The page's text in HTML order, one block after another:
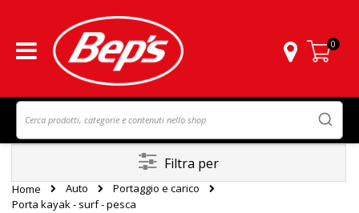
Carrello
0
Home Auto
Portaggio e carico
Porta kayak - surf - pesca
Filtra per